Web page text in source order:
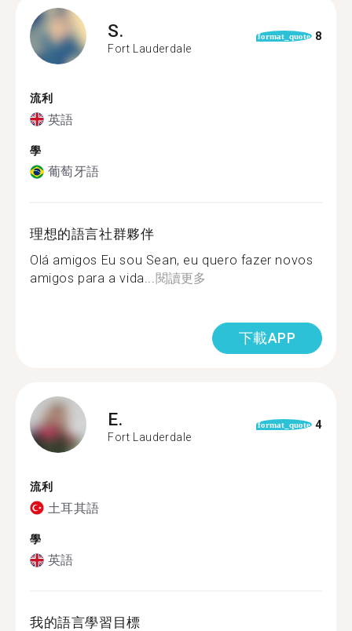
S.
Fort Lauderdale
format_quote 8
流利
英語
學
葡萄牙語
理想的語言社群夥伴
Olá amigos Eu sou Sean, eu quero fazer novos
amigos para a vida...閱讀更多
下載APP
E.
Fort Lauderdale
format_quote 4
流利
土耳其語
學
英語
我的語言學習目標